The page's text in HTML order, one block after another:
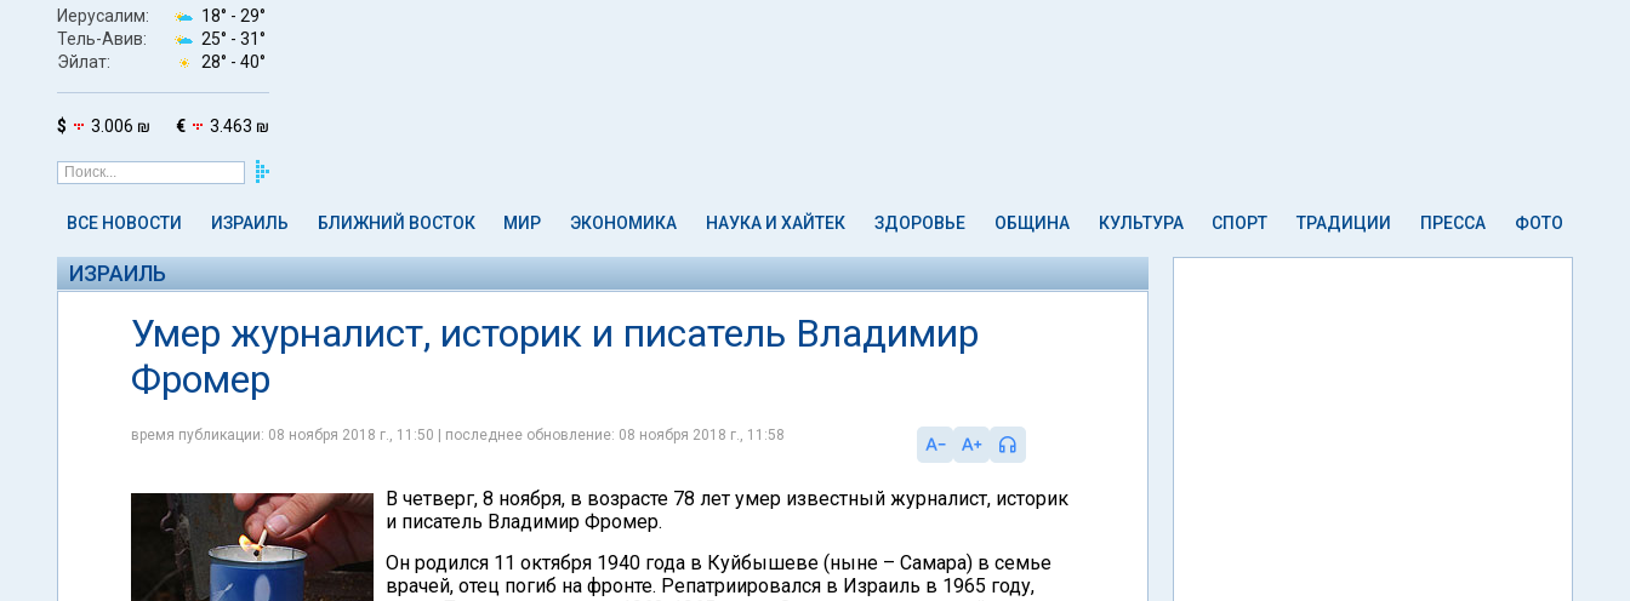
Иерусалим: 18° - 29°
Тель-Авив:
25° - 31°
Эйлат:
28° - 40°
$ 3.006 ₪ € 3.463 ₪
ВСЕ НОВОСТИ ИЗРАИЛЬ БЛИЖНИЙ ВОСТОК МИР ЭКОНОМИКА НАУКА И ХАЙТЕК ЗДОРОВЬЕ ОБЩИНА КУЛЬТУРА СПОРТ ТРАДИЦИИ ПРЕССА ФОТО
ИЗРАИЛЬ
Умер журналист, историк и писатель Владимир
Фромер
время публикации: 08 ноября 2018 г., 11:50 | последнее обновление: 08 ноября 2018 г., 11:58
В четверг, 8 ноября, в возрасте 78 лет умер известный журналист, историк
и писатель Владимир Фромер.
Он родился 11 октября 1940 года в Куйбышеве (ныне – Самара) в семье
врачей, отец погиб на фронте. Репатриировался в Израиль в 1965 году,